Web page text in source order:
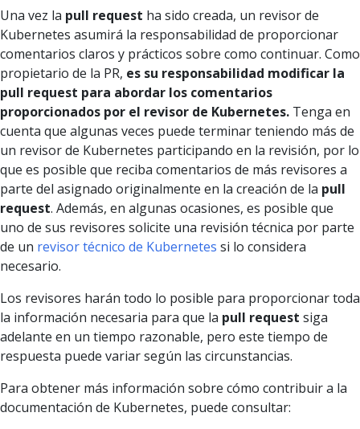
Una vez la pull request ha sido creada, un revisor de
Kubernetes asumirá la responsabilidad de proporcionar
comentarios claros y prácticos sobre como continuar. Como
propietario de la PR, es su responsabilidad modificar la
pull request para abordar los comentarios
proporcionados por el revisor de Kubernetes. Tenga en
cuenta que algunas veces puede terminar teniendo más de
un revisor de Kubernetes participando en la revisión, por lo
que es posible que reciba comentarios de más revisores a
parte del asignado originalmente en la creación de la pull
request. Además, en algunas ocasiones, es posible que
uno de sus revisores solicite una revisión técnica por parte
de un revisor técnico de Kubernetes si lo considera
necesario.
Los revisores harán todo lo posible para proporcionar toda
la información necesaria para que la pull request siga
adelante en un tiempo razonable, pero este tiempo de
respuesta puede variar según las circunstancias.
Para obtener más información sobre cómo contribuir a la
documentación de Kubernetes, puede consultar: